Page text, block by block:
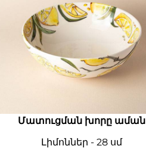
Մատուցման խորը աման
Լիմոններ - 28 սմ